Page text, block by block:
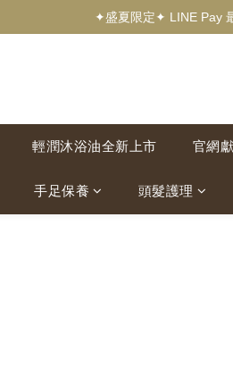
✦新客獨享✦ 首購
✦盛夏限定✦ LINE Pay
✦New✦ 熱帶果
輕潤沐浴油全新上市 官網
手足保養 頭髮護理